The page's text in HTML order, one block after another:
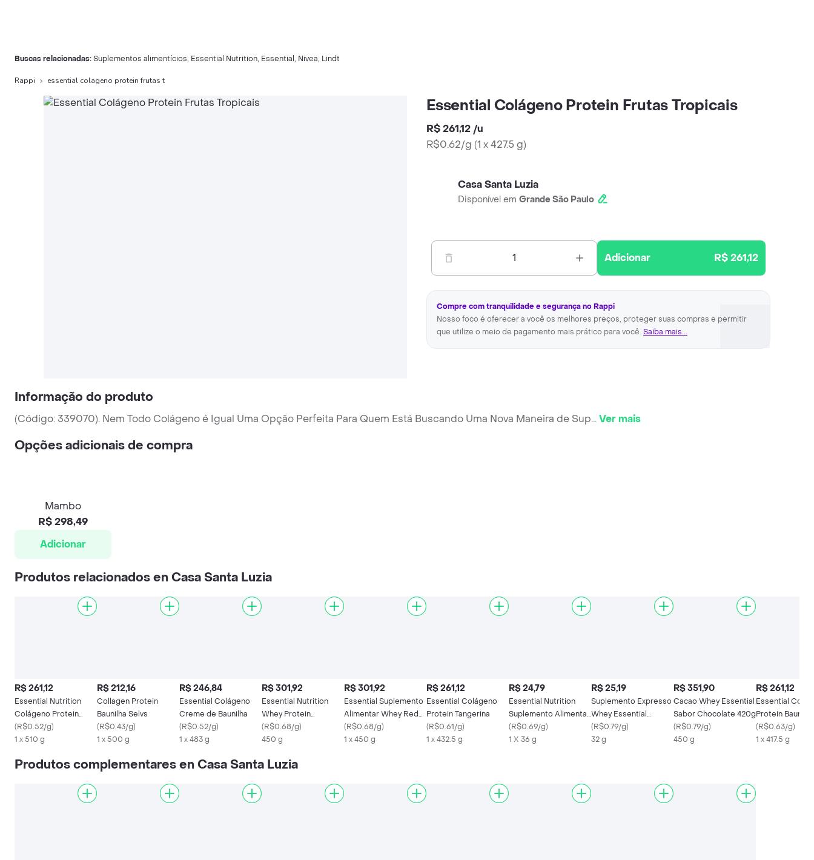
Buscas relacionadas:Suplementos alimentícios, Essential Nutrition, Essential , Nivea, Lindt
Rappi essential colageno protein frutas t
Essential Colágeno Protein Frutas Tropicais
R$ 261,12 /u
R$0.62/g (1 x 427.5 g)
Casa Santa Luzia
Disponível em Grande São Paulo
1 Adicionar R$ 261,12
Compre com tranquilidade e segurança no Rappi
Nosso foco é oferecer a você os melhores preços, proteger suas compras e permitir
que utilize o meio de pagamento mais prático para você. Saiba mais...
Informação do produto
(Código: 339070). Nem Todo Colágeno é Igual Uma Opção Perfeita Para Quem Está Buscando Uma Nova Maneira de Sup...Ver mais
Opções adicionais de compra
Mambo
R$ 298,49
Adicionar
Produtos relacionados en Casa Santa Luzia
R$ 261,12
Essential Nutrition
Colágeno Protein
Chocolate 510g
(R$0.52/g)
1 x 510 g
R$ 212,16
Collagen Protein
Baunilha Selvs
(R$0.43/g)
1 x 500 g
R$ 246,84
Essential Colágeno
Creme de Baunilha
(R$0.52/g)
1 x 483 g
R$ 301,92
Essential Nutrition
Whey Protein
Hidrolisado Baunilha
375g
(R$0.68/g)
450 g
R$ 301,92
Essential Suplemento
Alimentar Whey Red
Berry
(R$0.68/g)
1 x 450 g
R$ 261,12
Essential Colágeno
Protein Tangerina
(R$0.61/g)
1 x 432.5 g
R$ 24,79
Essential Nutrition
Suplemento Alimentar
Veggie Protein
(R$0.69/g)
1 X 36 g
R$ 25,19
Suplemento Expresso
Whey Essential
Nutrition
(R$0.79/g)
32 g
R$ 351,90
Cacao Whey Essential
Sabor Chocolate 420g
(R$0.79/g)
450 g
R$ 261,12
Essential
Protein Baunilha
(R$0.63/g)
1 x 417.5 g
Produtos complementares en Casa Santa Luzia